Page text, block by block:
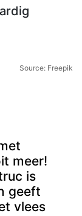
Source: Freepik
meer!
is
geeft
vlees